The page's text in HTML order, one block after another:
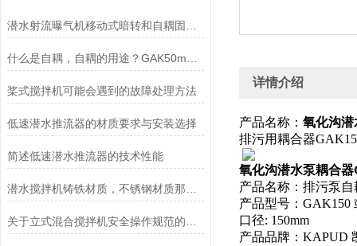
桨式搅拌机可能会遇到的故障处理方法
低速潜水推流器的材质要求与安装选择
简述低速潜水推流器的技术性能
详情介绍
产品名称： 氧化沟潜
排污用耦合器
氧化沟潜水泵耦合
产品名称：排污泵
产品型号：GAK150
口径: 150mm
产品品牌：KAPUD